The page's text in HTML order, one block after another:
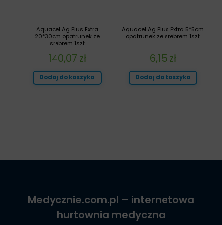
Aquacel Ag Plus Extra 5*5cm
opatrunek ze srebrem 1szt
6,15 zł
Dodaj do koszyka
Aquacel Ag Plus Extra
20*30cm opatrunek ze
srebrem 1szt
140,07 zł
Dodaj do koszyka
Medycznie.com.pl – internetowa
hurtownia medyczna